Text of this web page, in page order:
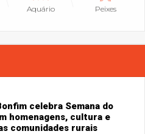
Aquário Peixes
celebra Semana do
homenagens, cultura e
comunidades rurais